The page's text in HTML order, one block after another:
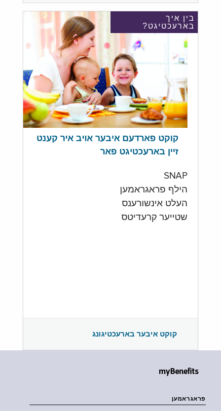
בין איך
בארעכטיגט?
קוקט פארדעם איבער אויב איר קענט
זיין בארעכטיגט פאר
SNAP
הילף פראגראמען
העלט אינשורענס
שטייער קרעדיטס
קוקט איבער בארעכטיגונג
myBenefits
פראגראמען